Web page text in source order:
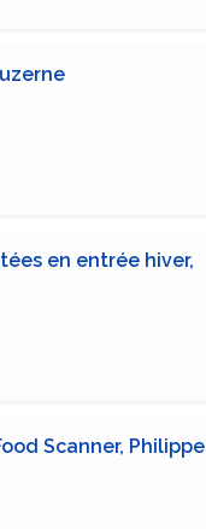
en entrée hiver,
Scanner, Philippe